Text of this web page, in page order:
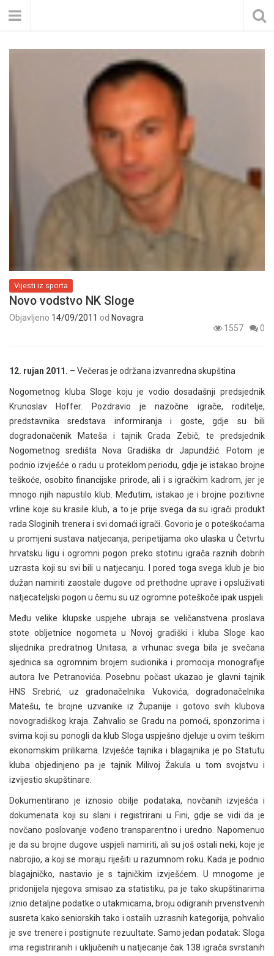
Vijesti iz sporta
Novo vodstvo NK Sloge
Objavljeno 14/09/2011 od Novagra
1557
0
12. rujan 2011. – Večeras je održana izvanredna skupština
Nogometnog kluba Sloge koju je vodio dosadašnji predsjednik
Krunoslav Hoffer. Pozdravio je nazočne igrače, roditelje,
predstavnika sredstava informiranja i goste, gdje su bili
dogradonačenik Mateša i tajnik Grada Zebič, te predsjednik
Nogometnog središta Nova Gradiška dr Japundžić. Potom je
podnio izvješće o radu u proteklom periodu, gdje je istakao brojne
teškoće, osobito financijske prirode, ali i s igračkim kadrom, jer je
mnogo njih napustilo klub. Međutim, istakao je i brojne pozitivne
vrline koje su krasile klub, a to je prije svega da su igrači produkt
rada Sloginih trenera i svi domaći igrači. Govorio je o poteškoćama
u promjeni sustava natjecanja, peripetijama oko ulaska u Četvrtu
hrvatsku ligu i ogromni pogon preko stotinu igrača raznih dobrih
uzrasta koji su svi bili u natjecanju. I pored toga svega klub je bio
dužan namiriti zaostale dugove od prethodne uprave i opsluživati
natjecateljski pogon u čemu su uz ogromne poteškoče ipak uspjeli.
Među velike klupske uspjehe ubraja se veličanstvena proslava
stote obljetnice nogometa u Novoj gradiški i kluba Sloge kao
slijednika predratnog Unitasa, a vrhunac svega bila je svečana
sjednica sa ogromnim brojem sudionika i promocija monografije
autora Ive Petranovića. Posebnu počast ukazao je glavni tajnik
HNS Srebrić, uz gradonačelnika Vukovića, dogradonačelnika
Matešu, te brojne uzvanike iz Županije i gotovo svih klubova
novogradiškog kraja. Zahvalio se Gradu na pomoći, sponzorima i
svima koji su ponogli da klub Sloga uspješno djeluje u ovim teškim
ekonomskim prilikama. Izvješće tajnika i blagajnika je po Statutu
kluba objedinjeno pa je tajnik Milivoj Žakula u tom svojstvu i
izvijestio skupštinare.
Dokumentirano je iznosio obilje podataka, novčanih izvješća i
dokumenata koji su slani i registrirani u Fini, gdje se vidi da je
novčano poslovanje vođeno transparentno i uredno. Napomenuo
je da su brojne dugove uspjeli namiriti, ali su još ostali neki, koje je
nabrojio, a koji se moraju riješiti u razumnom roku. Kada je podnio
blagajničko, nastavio je s tajničkim izvješćem. U mnogome je
pridonijela njegova smisao za statistiku, pa je tako skupštinarima
iznio detaljne podatke o utakmicama, broju odigranih prvenstvenih
susreta kako seniorskih tako i ostalih uzrasnih kategorija, pohvalio
je sve trenere i postignute rezuultate. Samo jedan podatak: Sloga
ima registriranih i uključenih u natjecanje čak 138 igrača svrstanih